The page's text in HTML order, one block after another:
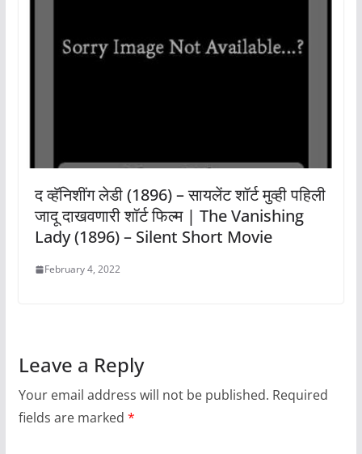
द व्हॅनिशींग लेडी (1896) – सायलेंट शॉर्ट मुव्ही पहिली
जादू दाखवणारी शॉर्ट फिल्म | The Vanishing
Lady (1896) – Silent Short Movie
February 4, 2022
Leave a Reply
Your email address will not be published. Required
fields are marked *